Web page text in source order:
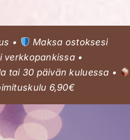
•
Maksa ostoksesi
verkkopankissa •
tai 30 päivän kuluessa •
6,90€